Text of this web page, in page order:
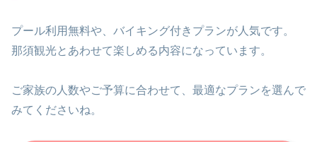
プール利用無料や、バイキング付きプランが人気です。
那須観光とあわせて楽しめる内容になっています。
ご家族の人数やご予算に合わせて、最適なプランを選んで
みてくださいね。